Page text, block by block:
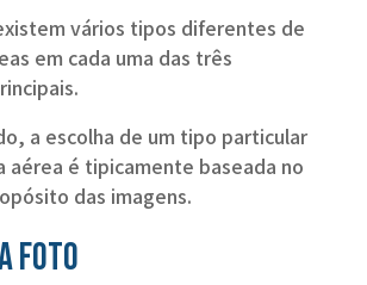
vários tipos diferentes de
em cada uma das três
a escolha de um tipo particular
aérea é tipicamente baseada no
das imagens.
foto